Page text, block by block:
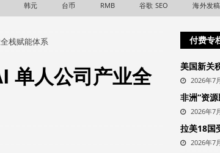
韩元 台币 RMB 谷歌 SEO 海外发稿
栈赋能体系
单人公司产业全
付费专
美国新关
2026年7
非洲“资
2026年7
拉美18国
2026年7